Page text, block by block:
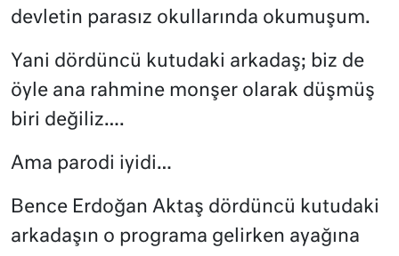
devletin parasız okullarında okumuşum.
Yani dördüncü kutudaki arkadaş; biz de
öyle ana rahmine monşer olarak düşmüş
biri değiliz….
Ama parodi iyidi…
Bence Erdoğan Aktaş dördüncü kutudaki
arkadaşın o programa gelirken ayağına